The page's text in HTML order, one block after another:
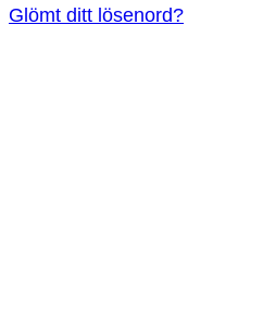
Glömt ditt lösenord?